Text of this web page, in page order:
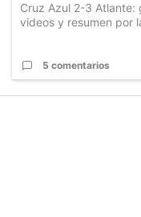
PUBLICIDAD
Cruz Azul 2-3 Atlante:
videos y resumen por
5 comentarios